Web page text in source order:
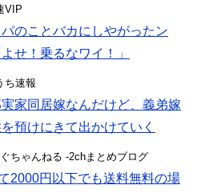
VIP
のことバカにしやがったン
！乗るなワイ！」
ち速報
家同居嫁なんだけど、義弟嫁
預けにきて出かけていく
ちゃんねる -2chまとめブログ
2000円以下でも送料無料の場